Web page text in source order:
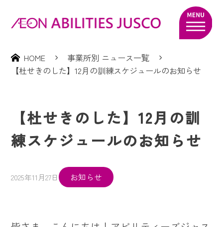
HOME
事業所別 ニュース一覧
【杜せきのした】12月の訓練スケジュールのお知らせ
【杜せきのした】12月の訓
練スケジュールのお知らせ
2025年11月27日 お知らせ